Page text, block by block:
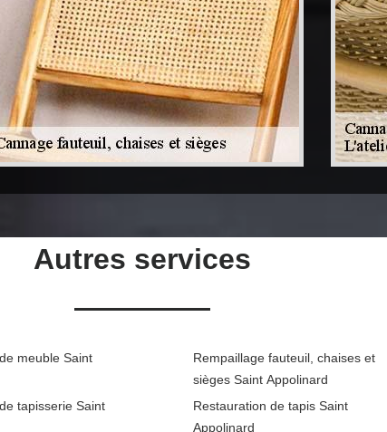
Autres services
meuble Saint
tapisserie Saint
Rempaillage fauteuil, chaises et
sièges Saint Appolinard
Restauration de tapis Saint
Appolinard